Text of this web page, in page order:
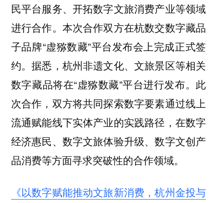
民平台服务、开拓数字文旅消费产业等领域
进行合作。本次合作双方在杭数交数字藏品
子品牌“虚猕数藏”平台发布会上完成正式签
约。据悉，杭州非遗文化、文旅景区等相关
数字藏品将在“虚猕数藏”平台进行发布。此
次合作，双方将共同探索数字要素通过线上
流通赋能线下实体产业的实践路径，在数字
经济惠民、数字文旅体验升级、数字文创产
品消费等方面寻求突破性的合作领域。
《以数字赋能推动文旅新消费，杭州金投与